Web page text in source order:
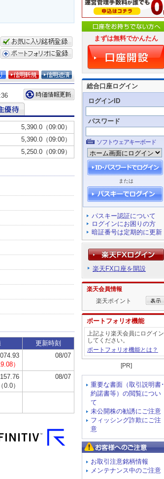
まずは無料でかんたん
総合口座ログイン
ログインID
パスワード
ソフトウェアキーボード
または
パスキー認証について
ログインにお困りの方
暗証番号は定期的に更新
楽天FX口座を開設
楽天会員情報
楽天ポイント
ポートフォリオ機能
上記より楽天会員にログイン
してください。
ポートフォリオ機能とは？
[PR]
重要な書面（取引説明書･
約諾書等）の閲覧につい
て
未公開株の勧誘にご注意
フィッシング詐欺にご注
意
お取引注意銘柄情報
メンテナンス中のご注意